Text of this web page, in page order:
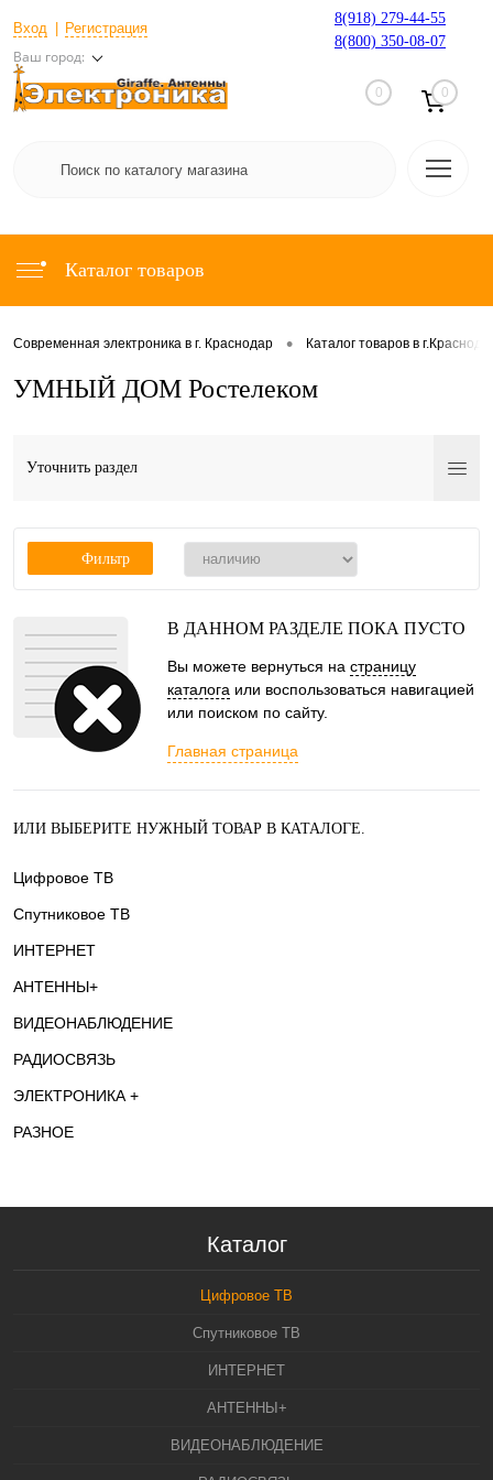
Вход Регистрация
Ваш город:
8(918) 279-44-55
8(800) 350-08-07
0 0
Каталог товаров
Современная электроника в г. Краснодар • Каталог товаров в
УМНЫЙ ДОМ Ростелеком
Уточнить раздел
Фильтр
В ДАННОМ РАЗДЕЛЕ ПОКА ПУСТО
Вы можете вернуться на страницу
каталога или воспользоваться навигацией
или поиском по сайту.
Главная страница
ИЛИ ВЫБЕРИТЕ НУЖНЫЙ ТОВАР В КАТАЛОГЕ.
Цифровое ТВ
Спутниковое ТВ
ИНТЕРНЕТ
АНТЕННЫ+
ВИДЕОНАБЛЮДЕНИЕ
РАДИОСВЯЗЬ
ЭЛЕКТРОНИКА +
РАЗНОЕ
Каталог
Цифровое ТВ
Спутниковое ТВ
ИНТЕРНЕТ
АНТЕННЫ+
ВИДЕОНАБЛЮДЕНИЕ